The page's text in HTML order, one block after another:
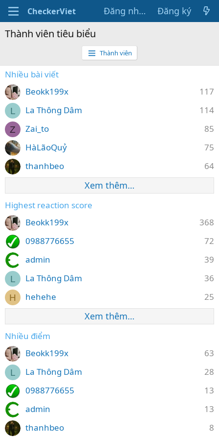
CheckerViet Đăng nhập Đăng ký
Thành viên tiêu biểu
Thành viên
Nhiều bài viết
117
Beokk199x
L 114
La Thông Dâm
Z 85
Zai_to
75
HàLãoQuỷ
64
thanhbeo
Xem thêm…
Highest reaction score
368
Beokk199x
72
0988776655
39
admin
L 36
La Thông Dâm
H 25
hehehe
Xem thêm…
Nhiều điểm
63
Beokk199x
L 28
La Thông Dâm
13
0988776655
13
admin
8
thanhbeo